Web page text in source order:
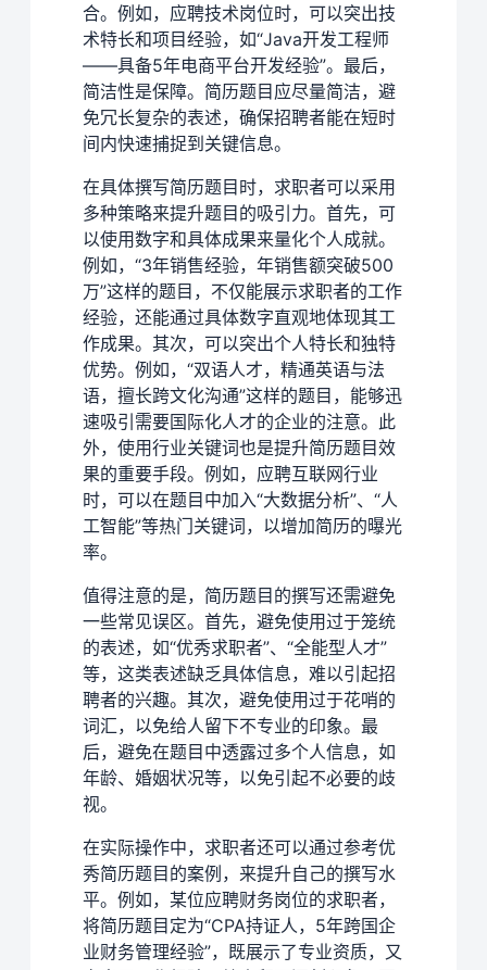
合。例如，应聘技术岗位时，可以突出技
术特长和项目经验，如“Java开发工程师
——具备5年电商平台开发经验”。最后，
简洁性是保障。简历题目应尽量简洁，避
免冗长复杂的表述，确保招聘者能在短时
间内快速捕捉到关键信息。
在具体撰写简历题目时，求职者可以采用
多种策略来提升题目的吸引力。首先，可
以使用数字和具体成果来量化个人成就。
例如，“3年销售经验，年销售额突破500
万”这样的题目，不仅能展示求职者的工作
经验，还能通过具体数字直观地体现其工
作成果。其次，可以突出个人特长和独特
优势。例如，“双语人才，精通英语与法
语，擅长跨文化沟通”这样的题目，能够迅
速吸引需要国际化人才的企业的注意。此
外，使用行业关键词也是提升简历题目效
果的重要手段。例如，应聘互联网行业
时，可以在题目中加入“大数据分析”、“人
工智能”等热门关键词，以增加简历的曝光
率。
值得注意的是，简历题目的撰写还需避免
一些常见误区。首先，避免使用过于笼统
的表述，如“优秀求职者”、“全能型人才”
等，这类表述缺乏具体信息，难以引起招
聘者的兴趣。其次，避免使用过于花哨的
词汇，以免给人留下不专业的印象。最
后，避免在题目中透露过多个人信息，如
年龄、婚姻状况等，以免引起不必要的歧
视。
在实际操作中，求职者还可以通过参考优
秀简历题目的案例，来提升自己的撰写水
平。例如，某位应聘财务岗位的求职者，
将简历题目定为“CPA持证人，5年跨国企
业财务管理经验”，既展示了专业资质，又